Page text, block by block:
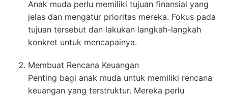
Anak muda perlu memiliki tujuan finansial yang
jelas dan mengatur prioritas mereka. Fokus pada
tujuan tersebut dan lakukan langkah-langkah
konkret untuk mencapainya.
Membuat Rencana Keuangan
Penting bagi anak muda untuk memiliki rencana
keuangan yang terstruktur. Mereka perlu